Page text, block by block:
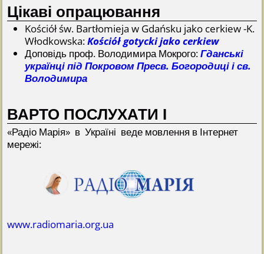
Цікаві опрацювання
Kościół św. Bartłomieja w Gdańsku jako cerkiew -K.
Włodkowska:Kościół gotycki jako cerkiew
Доповідь проф. Володимира Мокрого:Гданські
українці під Покровом Пресв. Богородиці і св.
Володимира
ВАРТО ПОСЛУХАТИ І
«Радіо Марія» в Україні веде мовлення в Інтернет
мережі:
www.radiomaria.org.ua